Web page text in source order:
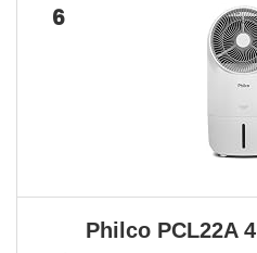
6
Philco PCL22A